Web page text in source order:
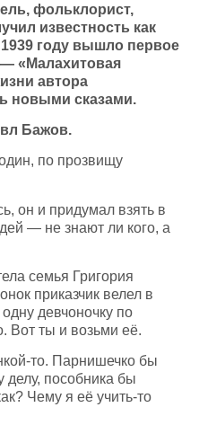
фольклорист,
известность как
году вышло первое
— «Малахитовая
автора
новыми сказами.
Бажов.
по прозвищу
он и придумал взять в
— не знают ли кого, а
семья Григория
приказчик велел в
девчоночку по
Вот ты и возьми её.
то. Парнишечко бы
пособника бы
Чему я её учить-то